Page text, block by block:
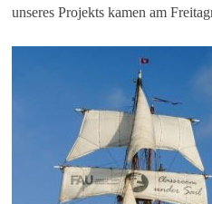
unseres Projekts kamen am